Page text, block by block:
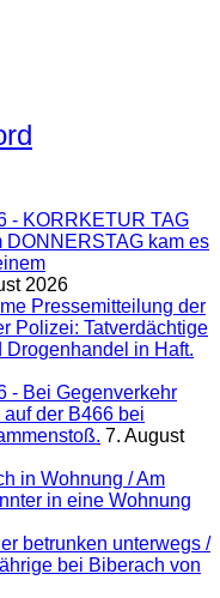
- KORRKETUR TAG
DONNERSTAG kam es
2026
Pressemitteilung der
Polizei: Tatverdächtige
in Haft.
- Bei Gegenverkehr
der B466 bei
7. August
in Wohnung / Am
in eine Wohnung
betrunken unterwegs /
bei Biberach von